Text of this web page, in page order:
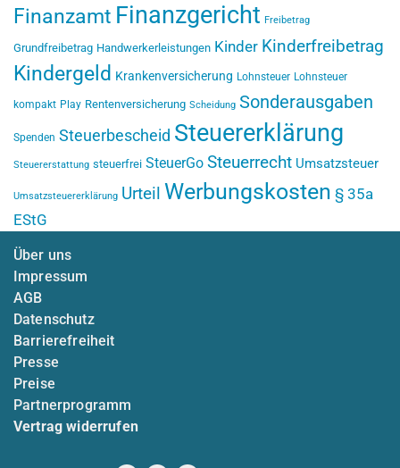
Finanzamt Finanzgericht Freibetrag
Grundfreibetrag Handwerkerleistungen Kinder Kinderfreibetrag
Kindergeld Krankenversicherung Lohnsteuer Lohnsteuer
kompakt Play Rentenversicherung Scheidung Sonderausgaben
Spenden Steuerbescheid Steuererklärung
Steuererstattung steuerfrei SteuerGo Steuerrecht Umsatzsteuer
Umsatzsteuererklärung Urteil Werbungskosten § 35a
EStG
Über uns
Impressum
AGB
Datenschutz
Barrierefreiheit
Presse
Preise
Partnerprogramm
Vertrag widerrufen